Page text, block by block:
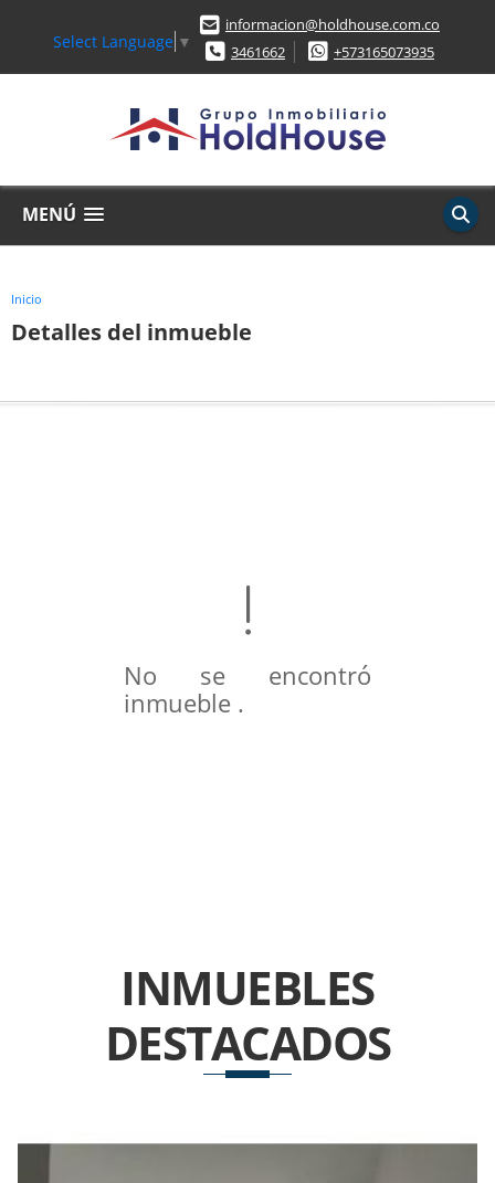
Select Language ▼
informacion@holdhouse.com.co
3461662
+573165073935
MENÚ
Inicio
Detalles del inmueble
No se encontró
inmueble .
INMUEBLES
DESTACADOS